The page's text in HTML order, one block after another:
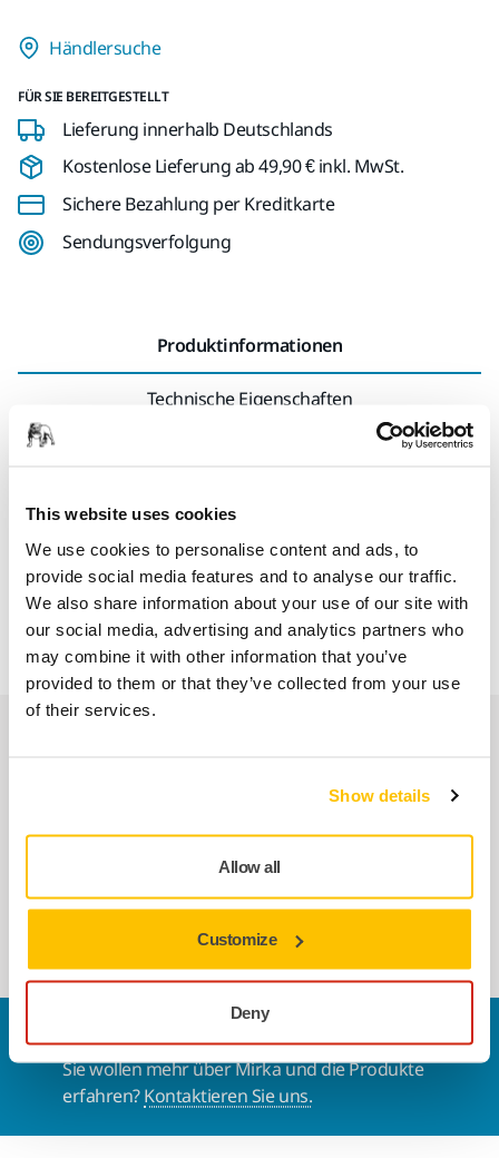
This website uses cookies
We use cookies to personalise content and ads, to
provide social media features and to analyse our traffic.
We also share information about your use of our site with
our social media, advertising and analytics partners who
may combine it with other information that you’ve
provided to them or that they’ve collected from your use
of their services.
Show details
Allow all
Customize
Deny
Händlersuche
FÜR SIE BEREITGESTELLT
Lieferung innerhalb Deutschlands
Kostenlose Lieferung ab 49,90 € inkl. MwSt.
Sichere Bezahlung per Kreditkarte
Sendungsverfolgung
Produktinformationen
Technische Eigenschaften
Die Schutzhaube ist eine Kunststoffkomponente, die den
Schleifteller des Geräts umgibt und den angesammelten
Staub auffängt, um ein effizientes Staubsaugen zu
ermöglichen und eine staubfreie Umgebung zu erhalten.
Kompatibel mit DEROS RS.
Mirka® DEROS RS 600 EU Ø 150 mm
Ergonomischer Rotationsschleifer für
schwere Anwendungen und allgemeine
Schleifarbeiten.
Kontaktieren Sie uns
Sie wollen mehr über Mirka und die Produkte
erfahren?Kontaktieren Sie uns.